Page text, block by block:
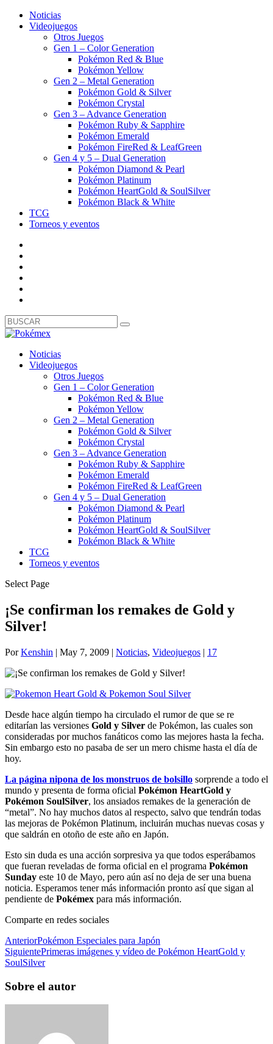
Noticias
Videojuegos
Otros Juegos
Gen 1 – Color Generation
Pokémon Red & Blue
Pokémon Yellow
Gen 2 – Metal Generation
Pokémon Gold & Silver
Pokémon Crystal
Gen 3 – Advance Generation
Pokémon Ruby & Sapphire
Pokémon Emerald
Pokémon FireRed & LeafGreen
Gen 4 y 5 – Dual Generation
Pokémon Diamond & Pearl
Pokémon Platinum
Pokémon HeartGold & SoulSilver
Pokémon Black & White
TCG
Torneos y eventos
Noticias
Videojuegos
Otros Juegos
Gen 1 – Color Generation
Pokémon Red & Blue
Pokémon Yellow
Gen 2 – Metal Generation
Pokémon Gold & Silver
Pokémon Crystal
Gen 3 – Advance Generation
Pokémon Ruby & Sapphire
Pokémon Emerald
Pokémon FireRed & LeafGreen
Gen 4 y 5 – Dual Generation
Pokémon Diamond & Pearl
Pokémon Platinum
Pokémon HeartGold & SoulSilver
Pokémon Black & White
TCG
Torneos y eventos
Select Page
¡Se confirman los remakes de Gold y
Silver!
PorKenshin | May 7, 2009 | Noticias, Videojuegos | 17
Desde hace algún tiempo ha circulado el rumor de que se re
editarían las versiones Gold y Silver de Pokémon, las cuales son
consideradas por muchos fanáticos como las mejores hasta la fecha.
Sin embargo esto no pasaba de ser un mero chisme hasta el día de
hoy.
La página nipona de los monstruos de bolsillo sorprende a todo el
mundo y presenta de forma oficial Pokémon HeartGold y
Pokémon SoulSilver, los ansiados remakes de la generación de
“metal”. No hay muchos datos al respecto, salvo que tendrán todas
las mejoras de Pokémon Platinum, incluirán muchas nuevas cosas y
que saldrán en otoño de este año en Japón.
Esto sin duda es una acción sorpresiva ya que todos esperábamos
que fueran reveladas de forma oficial en el programa Pokémon
Sunday este 10 de Mayo, pero aún así no deja de ser una buena
noticia. Esperamos tener más información pronto así que sigan al
pendiente de Pokémex para más información.
Comparte en redes sociales
AnteriorPokémon Especiales para Japón
SiguientePrimeras imágenes y vídeo de Pokémon HeartGold y
SoulSilver
Sobre el autor